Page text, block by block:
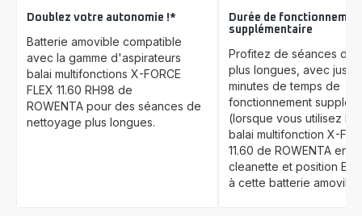
Doublez votre autonomie !*
Batterie amovible compatible
avec la gamme d'aspirateurs
balai multifonctions X-FORCE
FLEX 11.60 RH98 de
ROWENTA pour des séances de
nettoyage plus longues.
Durée de
supplémentaire
Profitez de séances
plus longues, avec
minutes de temps de
fonctionnement
(lorsque vous utilisez
balai multifonction X-
11.60 de ROWENTA en
cleanette et position
à cette batterie